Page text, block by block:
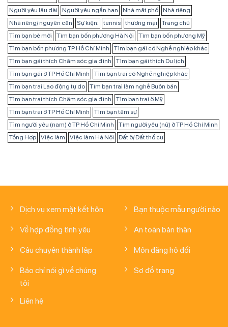
Người yêu lâu dài
Người yêu ngắn hạn Nhà mặt phố
Nhà riêng
Nhà riêng/ nguyên căn
Sự kiện: tennis thương mại
Trang chủ
Tìm bạn bè mới
Tìm bạn bốn phương Hà Nội
Tìm bạn bốn phương Mỹ
Tìm bạn bốn phương TP Hồ Chí Minh
Tìm bạn gái có Nghề nghiệp khác
Tìm bạn gái thích Chăm sóc gia đình
Tìm bạn gái thích Du lịch
Tìm bạn gái ở TP Hồ Chí Minh
Tìm bạn trai có Nghề nghiệp khác
Tìm bạn trai Lao động tự do
Tìm bạn trai làm nghề Buôn bán
Tìm bạn trai thích Chăm sóc gia đình
Tìm bạn trai ở Mỹ
Tìm bạn trai ở TP Hồ Chí Minh
Tìm bạn tâm sự
Tìm người yêu (nam) ở TP Hồ Chí Minh
Tìm người yêu (nữ) ở TP Hồ Chí Minh
Tổng Hợp
Việc làm Việc làm Hà Nội Đất ở/ Đất thổ cư
Dịch vụ xem mặt kết hôn
Về hợp đồng tình yêu
Câu chuyện thành lập
Báo chí nói gì về chúng
tôi
Liên hệ
Bạn thuộc mẫu người nào
An toàn bản thân
Môn đăng hộ đối
Sơ đồ trang